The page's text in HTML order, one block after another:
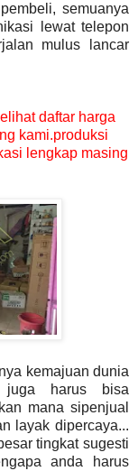
semuanya
lewat telepon
mulus lancar
daftar harga
kami.produksi
lengkap masing
kemajuan dunia
juga harus bisa
mana sipenjual
layak dipercaya...
tingkat sugesti
anda harus